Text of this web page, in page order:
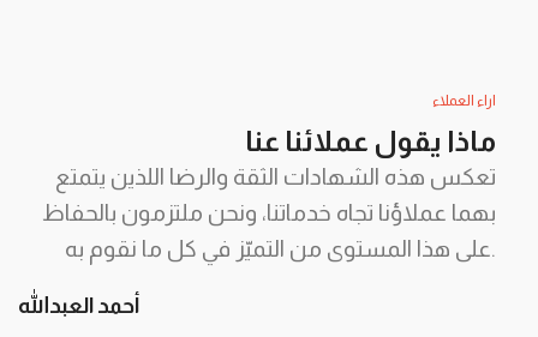
اراء العملاء
ماذا يقول عملائنا عنا
تعكس هذه الشهادات الثقة والرضا اللذين يتمتع
بهما عملاؤنا تجاه خدماتنا، ونحن ملتزمون بالحفاظ
على هذا المستوى من التميّز في كل ما نقوم به.
أحمد العبدالله